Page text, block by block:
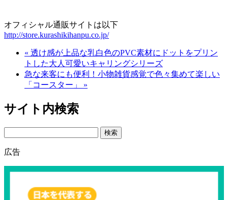
オフィシャル通販サイトは以下
http://store.kurashikihanpu.co.jp/
« 透け感が上品な乳白色のPVC素材にドットをプリン
トした大人可愛いキャリングシリーズ
急な来客にも便利！小物雑貨感覚で色々集めて楽しい
「コースター」 »
サイト内検索
Search
広告